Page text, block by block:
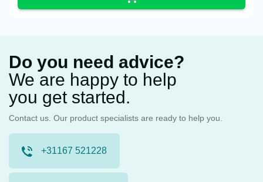
Do you need advice?
We are happy to help
you get started.
Contact us. Our product specialists are ready to help you.
+31167 521228